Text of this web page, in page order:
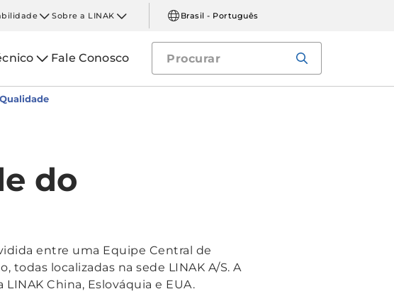
Sobre a LINAK Brasil - Português
Fale Conosco
do
entre uma Equipe Central de
localizadas na sede LINAK A/S. A
China, Eslováquia e EUA.